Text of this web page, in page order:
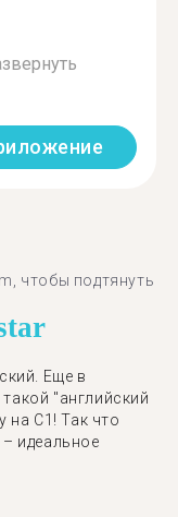
чтобы подтянуть
Еще в
"английский
на C1! Так что
– идеальное